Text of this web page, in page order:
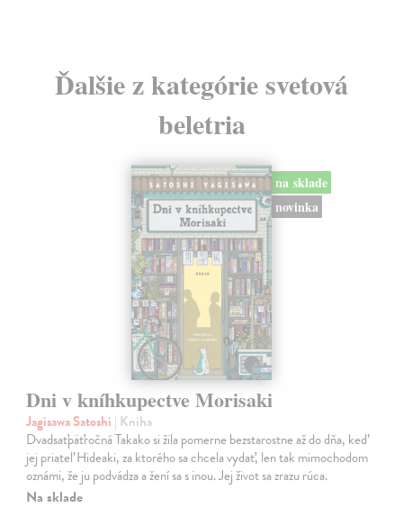
Ďalšie z kategórie svetová
beletria
na sklade
novinka
Dni v kníhkupectve Morisaki
Jagisawa Satoshi | Kniha
Dvadsaťpäťročná Takako si žila pomerne bezstarostne až do dňa, keď
jej priateľ Hideaki, za ktorého sa chcela vydať, len tak mimochodom
oznámi, že ju podvádza a žení sa s inou. Jej život sa zrazu rúca.
Na sklade